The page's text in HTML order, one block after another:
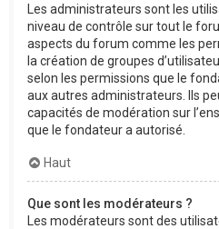
Les administrateurs sont les
niveau de contrôle sur tout le
aspects du forum comme les
la création de groupes
selon les permissions que le
aux autres administrateurs. Ils
capacités de modération sur
que le fondateur a autorisé.
Haut
Que sont les modérateurs ?
Les modérateurs sont des